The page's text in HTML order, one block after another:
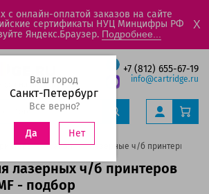
с онлайн-оплатой заказов на сайте
сертификаты НУЦ Минцифры РФ
Яндекс.Браузер. Подробнее...
X
+7 (812) 655-67-19
info@cartridge.ru
Ваш город
Санкт-Петербург
Все верно?
Да Нет
Canon Лазерные ч/б принтеры
лазерных ч/б принтеров
- подбор